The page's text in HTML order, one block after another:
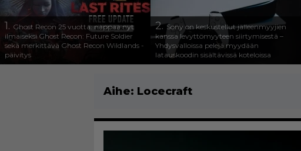
1. Ghost Recon 25 vuotta: nappaa nyt
ilmaiseksi Ghost Recon: Future Soldier
sekä merkittävä Ghost Recon Wildlands -
päivitys
2.Sony on keskustellut jälleenmyyjien
kanssa levyttömyyteen siirtymisestä –
Yhdysvalloissa pelejä myydään
latauskoodin sisältävissä koteloissa
Aihe: Locecraft